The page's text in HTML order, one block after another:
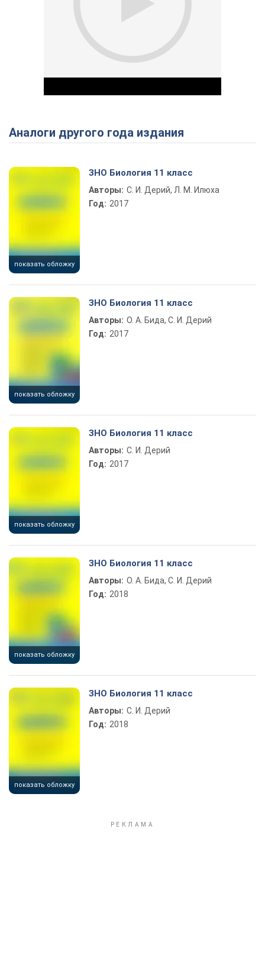
Play Video
Аналоги другого года издания
показать обложку
ЗНО Биология 11 класс
Авторы: С. И. Дерий, Л. М. Илюха
Год: 2017
показать обложку
ЗНО Биология 11 класс
Авторы: О. А. Бида, С. И. Дерий
Год: 2017
показать обложку
ЗНО Биология 11 класс
Авторы: С. И. Дерий
Год: 2017
показать обложку
ЗНО Биология 11 класс
Авторы: О. А. Бида, С. И. Дерий
Год: 2018
показать обложку
ЗНО Биология 11 класс
Авторы: С. И. Дерий
Год: 2018